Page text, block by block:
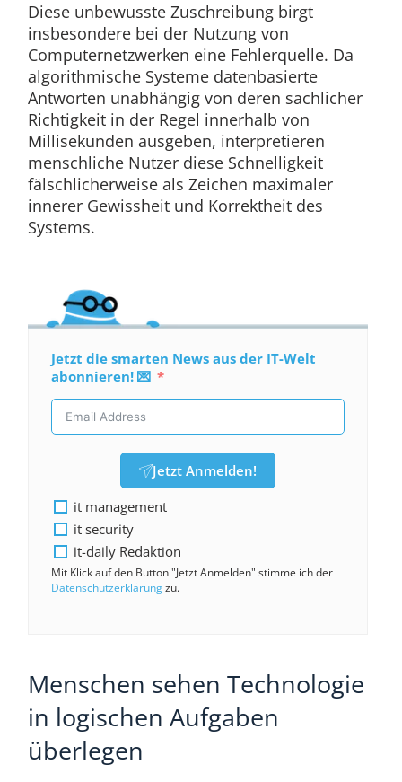
Diese unbewusste Zuschreibung birgt
insbesondere bei der Nutzung von
Computernetzwerken eine Fehlerquelle. Da
algorithmische Systeme datenbasierte
Antworten unabhängig von deren sachlicher
Richtigkeit in der Regel innerhalb von
Millisekunden ausgeben, interpretieren
menschliche Nutzer diese Schnelligkeit
fälschlicherweise als Zeichen maximaler
innerer Gewissheit und Korrektheit des
Systems.
Jetzt die smarten News aus der IT-Welt
abonnieren! 💌
Jetzt Anmelden!
it management
it security
it-daily Redaktion
Mit Klick auf den Button "Jetzt Anmelden" stimme ich der
Datenschutzerklärungzu.
Menschen sehen Technologie
in logischen Aufgaben
überlegen